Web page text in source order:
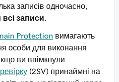
записів одночасно,
всі записи
Protection вимагають
особи для виконання
ви ввімкнули
(2SV) принаймні на